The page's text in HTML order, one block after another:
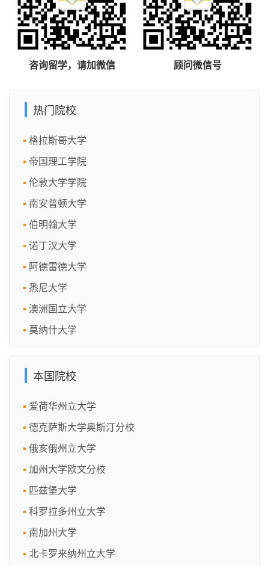
咨询留学，请加微信 顾问微信号
热门院校
格拉斯哥大学
帝国理工学院
伦敦大学学院
南安普顿大学
伯明翰大学
诺丁汉大学
阿德雷德大学
悉尼大学
澳洲国立大学
莫纳什大学
本国院校
爱荷华州立大学
德克萨斯大学奥斯汀分校
俄亥俄州立大学
加州大学欧文分校
匹兹堡大学
科罗拉多州立大学
南加州大学
北卡罗来纳州立大学